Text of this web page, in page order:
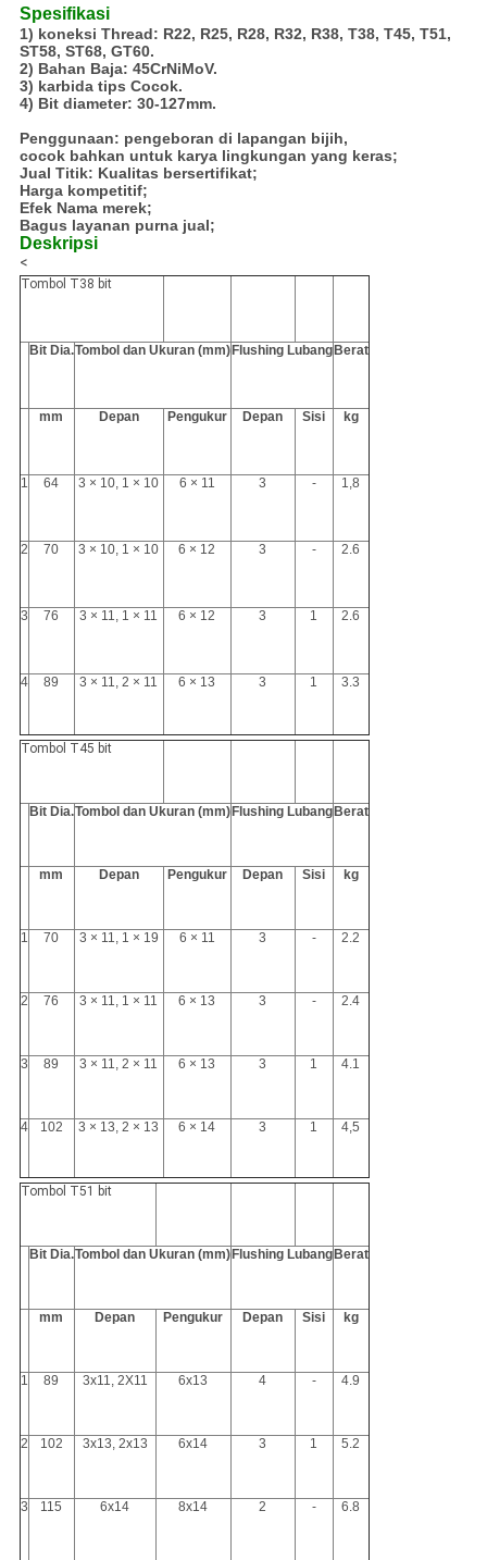
Spesifikasi
1) koneksi Thread: R22, R25, R28, R32, R38, T38, T45, T51,
ST58, ST68, GT60.
2) Bahan Baja: 45CrNiMoV.
3) karbida tips Cocok.
4) Bit diameter: 30-127mm.
Penggunaan: pengeboran di lapangan bijih,
cocok bahkan untuk karya lingkungan yang keras;
Jual Titik: Kualitas bersertifikat;
Harga kompetitif;
Efek Nama merek;
Bagus layanan purna jual;
Deskripsi
<
Tombol T38 bit
Bit Dia.Tombol dan Ukuran (mm) Flushing Lubang Berat
mm Depan Pengukur Depan Sisi kg
1 64 3 × 10, 1 × 10 6 × 11 3 - 1,8
2 70 3 × 10, 1 × 10 6 × 12 3 - 2.6
3 76 3 × 11, 1 × 11 6 × 12 3 1 2.6
4 89 3 × 11, 2 × 11 6 × 13 3 1 3.3
Tombol T45 bit
Bit Dia.Tombol dan Ukuran (mm) Flushing Lubang Berat
mm Depan Pengukur Depan Sisi kg
1 70 3 × 11, 1 × 19 6 × 11 3 - 2.2
2 76 3 × 11, 1 × 11 6 × 13 3 - 2.4
3 89 3 × 11, 2 × 11 6 × 13 3 1 4.1
4 102 3 × 13, 2 × 13 6 × 14 3 1 4,5
Tombol T51 bit
Bit Dia.Tombol dan Ukuran (mm) Flushing Lubang Berat
mm Depan Pengukur Depan Sisi kg
1 89 3x11, 2X11 6x13 4 - 4.9
2 102 3x13, 2x13 6x14 3 1 5.2
3 115 6x14 8x14 2 - 6.8